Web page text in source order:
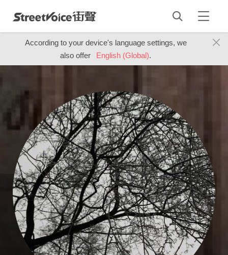
According to your device's language settings, we
also offer
English (Global).